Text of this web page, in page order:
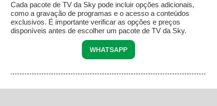
Cada pacote de TV da Sky pode incluir opções adicionais,
como a gravação de programas e o acesso a conteúdos
exclusivos. É importante verificar as opções e preços
disponíveis antes de escolher um pacote de TV da Sky.
WHATSAPP